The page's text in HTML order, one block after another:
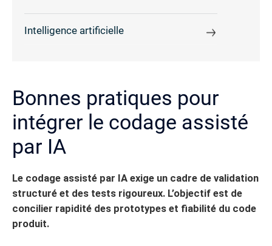
Intelligence artificielle
Bonnes pratiques pour
intégrer le codage assisté
par IA
Le codage assisté par IA exige un cadre de validation
structuré et des tests rigoureux. L’objectif est de
concilier rapidité des prototypes et fiabilité du code
produit.